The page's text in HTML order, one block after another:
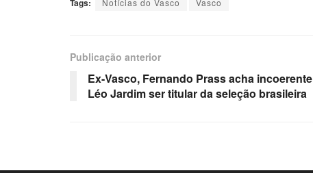
Tags:
Publicação anterior
Ex-Vasco, Fernando Prass acha incoerente
Léo Jardim ser titular da seleção brasileira